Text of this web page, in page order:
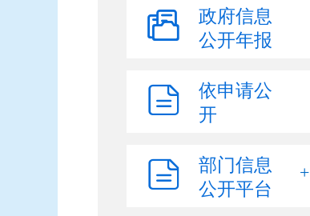
教育领域
医疗卫生领域
政策措施和规划
空气质量监测
建设项目环境影响评价
审批
环境保护执法监管结果
政府信息
公开年报
依申请公
开
部门信息
公开平台